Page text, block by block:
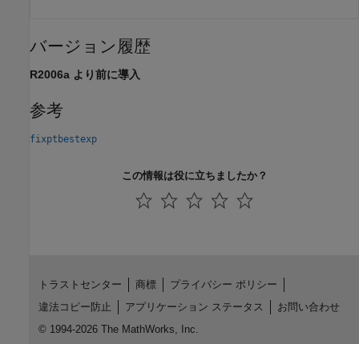
バージョン履歴
R2006a より前に導入
参考
fixptbestexp
この情報は役に立ちましたか？
トラストセンター 商標
プライバシー ポリシー
違法コピー防止
アプリケーション ステータス
お問い合わせ
© 1994-2026 The MathWorks, Inc.